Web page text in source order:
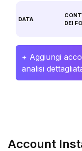
DATA
DEI
+ Aggiungi
analisi
Account